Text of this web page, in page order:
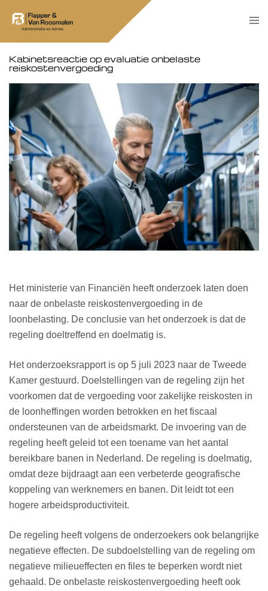
Kabinetsreactie op evaluatie onbelaste
reiskostenvergoeding
Het ministerie van Financiën heeft onderzoek laten doen
naar de onbelaste reiskostenvergoeding in de
loonbelasting. De conclusie van het onderzoek is dat de
regeling doeltreffend en doelmatig is.
Het onderzoeksrapport is op 5 juli 2023 naar de Tweede
Kamer gestuurd. Doelstellingen van de regeling zijn het
voorkomen dat de vergoeding voor zakelijke reiskosten in
de loonheffingen worden betrokken en het fiscaal
ondersteunen van de arbeidsmarkt. De invoering van de
regeling heeft geleid tot een toename van het aantal
bereikbare banen in Nederland. De regeling is doelmatig,
omdat deze bijdraagt aan een verbeterde geografische
koppeling van werknemers en banen. Dit leidt tot een
hogere arbeidsproductiviteit.
De regeling heeft volgens de onderzoekers ook belangrijke
negatieve effecten. De subdoelstelling van de regeling om
negatieve milieueffecten en files te beperken wordt niet
gehaald. De onbelaste reiskostenvergoeding heeft ook